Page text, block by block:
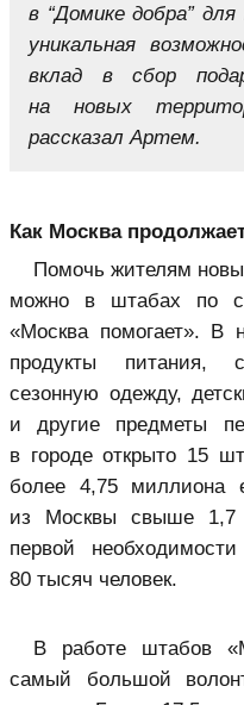
в “Домике добра”
уникальная
вклад в сбор
на новых
рассказал Артем.
Как Москва
Помочь жителям
можно в штабах по
«Москва помогает». В
продукты питания,
сезонную одежду,
и другие предметы
в городе открыто 15
более 4,75 миллиона
из Москвы свыше 1,7
первой
80 тысяч человек.
В работе штабов
самый большой